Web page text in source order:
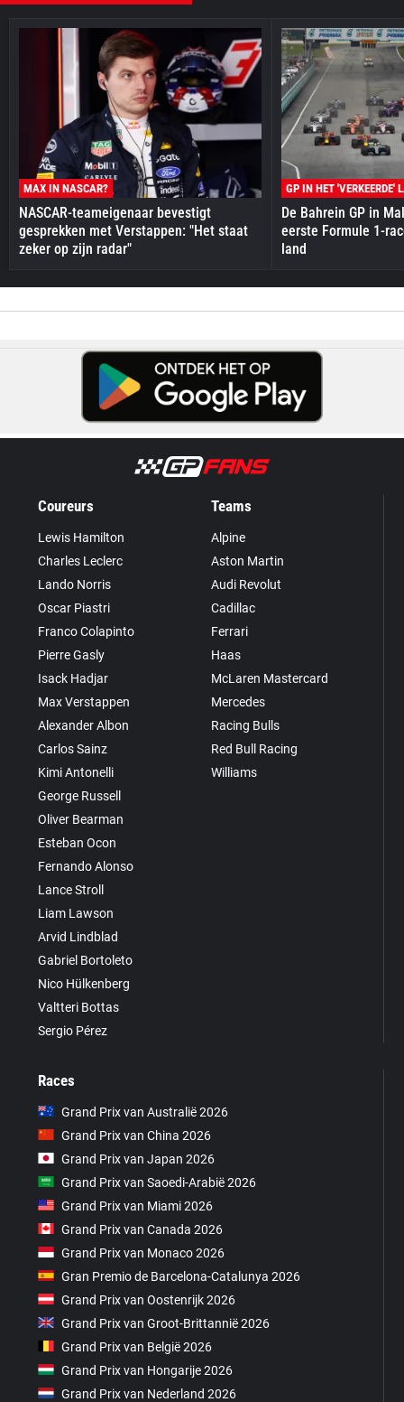
MAX IN NASCAR?
NASCAR-teameigenaar bevestigt
gesprekken met Verstappen: "Het staat
zeker op zijn radar"
GP IN HET 'VERKEERDE'
De Bahrein GP in
eerste Formule 1-
land
Coureurs
Lewis Hamilton
Charles Leclerc
Lando Norris
Oscar Piastri
Franco Colapinto
Pierre Gasly
Isack Hadjar
Max Verstappen
Alexander Albon
Carlos Sainz
Kimi Antonelli
George Russell
Oliver Bearman
Esteban Ocon
Fernando Alonso
Lance Stroll
Liam Lawson
Arvid Lindblad
Gabriel Bortoleto
Nico Hülkenberg
Valtteri Bottas
Sergio Pérez
Teams
Alpine
Aston Martin
Audi Revolut
Cadillac
Ferrari
Haas
McLaren Mastercard
Mercedes
Racing Bulls
Red Bull Racing
Williams
Races
Grand Prix van Australië 2026
Grand Prix van China 2026
Grand Prix van Japan 2026
Grand Prix van Saoedi-Arabië 2026
Grand Prix van Miami 2026
Grand Prix van Canada 2026
Grand Prix van Monaco 2026
Gran Premio de Barcelona-Catalunya 2026
Grand Prix van Oostenrijk 2026
Grand Prix van Groot-Brittannië 2026
Grand Prix van België 2026
Grand Prix van Hongarije 2026
Grand Prix van Nederland 2026